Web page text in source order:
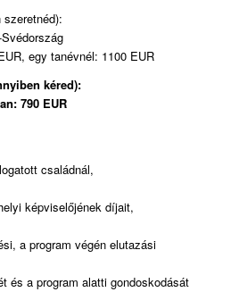
szeretnéd):
egy tanévnél: 1100 EUR
kéred):
790 EUR
családnál,
képviselőjének díjait,
a program végén elutazási
és a program alatti gondoskodását